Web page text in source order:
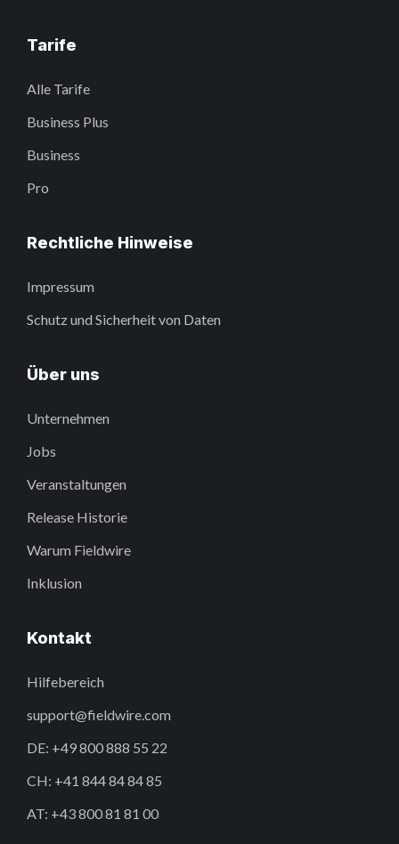
Tarife
Alle Tarife
Business Plus
Business
Pro
Rechtliche Hinweise
Impressum
Schutz und Sicherheit von Daten
Über uns
Unternehmen
Jobs
Veranstaltungen
Release Historie
Warum Fieldwire
Inklusion
Kontakt
Hilfebereich
support@fieldwire.com
DE: +49 800 888 55 22
CH: +41 844 84 84 85
AT: +43 800 81 81 00